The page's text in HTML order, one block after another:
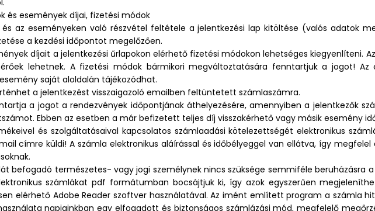
és események díjai, fizetési módok
az eseményeken való részvétel feltétele a jelentkezési lap kitöltése (valós adatok
a kezdési időpontot megelőzően.
díjait a jelentkezési űrlapokon elérhető fizetési módokon lehetséges kiegyenlíteni.
lehetnek. A fizetési módok bármikori megváltoztatására fenntartjuk a jogot! Az
saját aloldalán tájékozódhat.
a jelentkezést visszaigazoló emailben feltüntetett számlaszámra.
a jogot a rendezvények időpontjának áthelyezésére, amennyiben a jelentkezők
Ebben az esetben a már befizetett teljes díj visszakérhető vagy másik esemény
és szolgáltatásaival kapcsolatos számlaadási kötelezettségét elektronikus
címre küldi! A számla elektronikus aláírással és időbélyeggel van ellátva, így megfelel
befogadó természetes- vagy jogi személynek nincs szüksége semmiféle beruházásra
számlákat pdf formátumban bocsájtjuk ki, így azok egyszerűen
elérhető Adobe Reader szoftver használatával. Az imént említett program a számla
napjainkban egy elfogadott és biztonságos számlázási mód, megfelelő